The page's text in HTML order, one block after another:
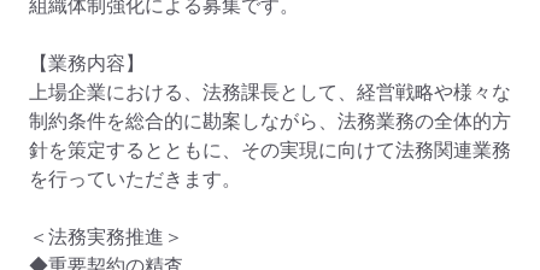
組織体制強化による募集です。
【業務内容】
上場企業における、法務課長として、経営戦略や様々な
制約条件を総合的に勘案しながら、法務業務の全体的方
針を策定するとともに、その実現に向けて法務関連業務
を行っていただきます。
＜法務実務推進＞